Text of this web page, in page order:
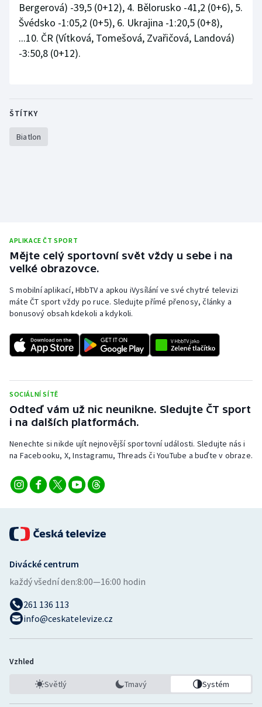
Vodní slalom
Volejbal
Bergerová) -39,5 (0+12), 4. Bělorusko -41,2 (0+6), 5.
Švédsko -1:05,2 (0+5), 6. Ukrajina -1:20,5 (0+8),
...10. ČR (Vítková, Tomešová, Zvařičová, Landová)
-3:50,8 (0+12).
ŠTÍTKY
Biatlon
APLIKACE ČT SPORT
Mějte celý sportovní svět vždy u sebe i na
velké obrazovce.
S mobilní aplikací, HbbTV a apkou iVysílání ve své chytré televizi
máte ČT sport vždy po ruce. Sledujte přímé přenosy, články a
bonusový obsah kdekoli a kdykoli.
SOCIÁLNÍ SÍTĚ
Odteď vám už nic neunikne. Sledujte ČT sport
i na dalších platformách.
Nenechte si nikde ujít nejnovější sportovní události. Sledujte nás i
na Facebooku, X, Instagramu, Threads či YouTube a buďte v obraze.
Divácké centrum
každý všední den:8:00—16:00 hodin
261 136 113
info@ceskatelevize.cz
Vzhled
Světlý Tmavý Systém